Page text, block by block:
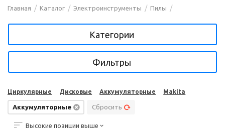
Главная / Каталог / Электроинструменты / Пилы /
Категории
Фильтры
Циркулярные Дисковые Аккумуляторные Makita
Аккумуляторные Сбросить
Высокие позиции выше